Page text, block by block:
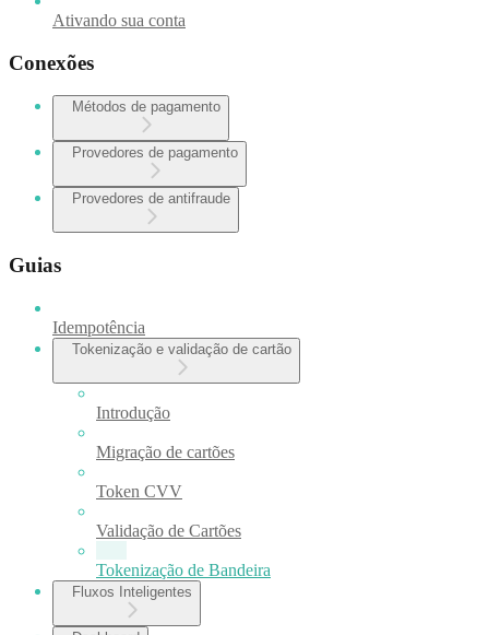
Ativando sua conta
Conexões
Métodos de pagamento
Provedores de pagamento
Provedores de antifraude
Guias
Idempotência
Tokenização e validação de cartão
Introdução
Migração de cartões
Token CVV
Validação de Cartões
Tokenização de Bandeira
Fluxos Inteligentes